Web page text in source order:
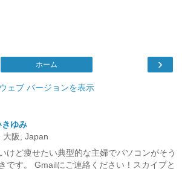
›
ホーム
ウェブ バージョンを表示
きゆみ
大阪, Japan
けど痩せたい典型的な主婦でパソコンがそう
です。 Gmailにご連絡ください！スカイプと